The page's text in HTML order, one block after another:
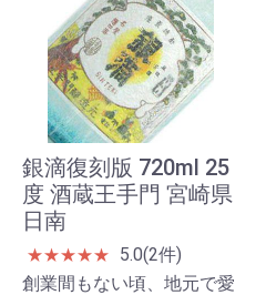
銀滴復刻版 720ml 25
度 酒蔵王手門 宮崎県
日南
★★★★★
5.0(2件)
創業間もない頃、地元で愛